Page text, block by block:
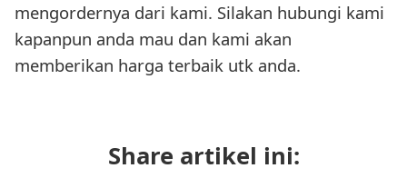
mengordernya dari kami. Silakan hubungi kami
kapanpun anda mau dan kami akan
memberikan harga terbaik utk anda.
Share artikel ini: